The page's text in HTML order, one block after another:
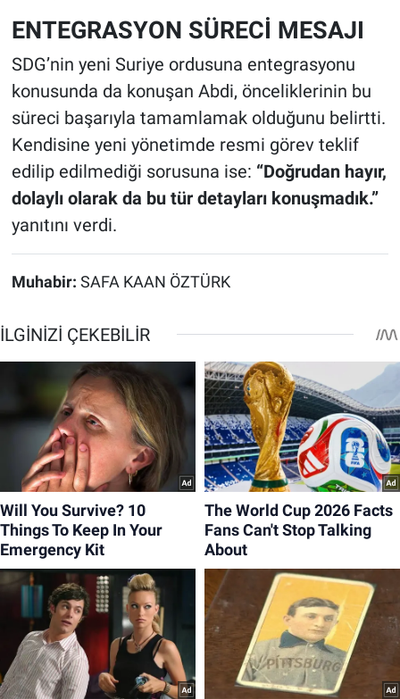
ENTEGRASYON SÜRECİ MESAJI
SDG’nin yeni Suriye ordusuna entegrasyonu
konusunda da konuşan Abdi, önceliklerinin bu
süreci başarıyla tamamlamak olduğunu belirtti.
Kendisine yeni yönetimde resmi görev teklif
edilip edilmediği sorusuna ise: “Doğrudan hayır,
dolaylı olarak da bu tür detayları konuşmadık.”
yanıtını verdi.
Muhabir: SAFA KAAN ÖZTÜRK